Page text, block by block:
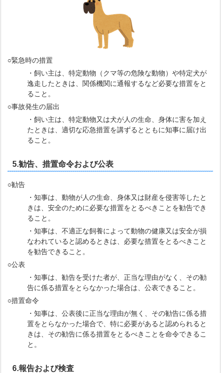
○緊急時の措置
・飼い主は、特定動物（クマ等の危険な動物）や特定犬が
逸走したときは、関係機関に通報するなど必要な措置をと
ること。
○事故発生の届出
・飼い主は、特定動物又は犬が人の生命、身体に害を加え
たときは、適切な応急措置を講ずるとともに知事に届け出
ること。
5.勧告、措置命令および公表
○勧告
・知事は、動物が人の生命、身体又は財産を侵害等したと
きは、安全のために必要な措置をとるべきことを勧告でき
ること。
・知事は、不適正な飼養によって動物の健康又は安全が損
なわれていると認めるときは、必要な措置をとるべきこと
を勧告できること。
○公表
・知事は、勧告を受けた者が、正当な理由がなく、その勧
告に係る措置をとらなかった場合は、公表できること。
○措置命令
・知事は、公表後に正当な理由が無く、その勧告に係る措
置をとらなかった場合で、特に必要があると認められると
きは、その勧告に係る措置をとるべきことを命令できるこ
と。
6.報告および検査